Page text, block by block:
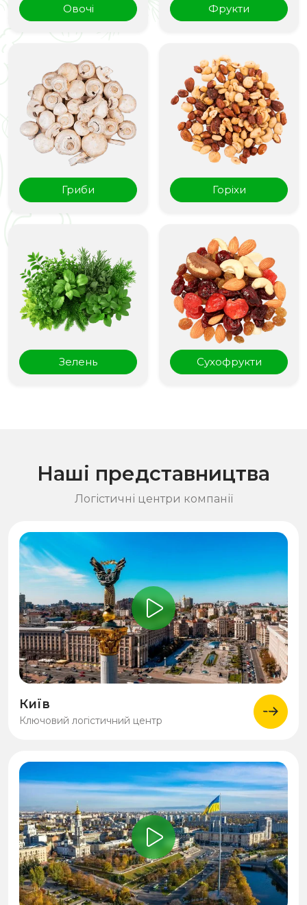
Овочі Фрукти
Гриби Горіхи
Зелень Сухофрукти
Наші представництва
Логістичні центри компанії
Київ
Ключовий логістичний центр